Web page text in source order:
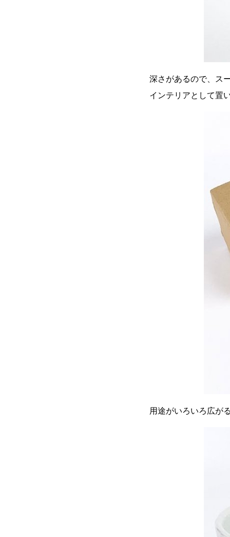
深さがあるので、ス
インテリアとして置
用途がいろいろ広が